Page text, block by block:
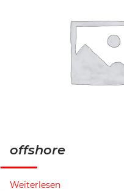
offshore
Weiterlesen